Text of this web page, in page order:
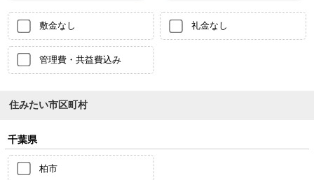
敷金なし 礼金なし
管理費・共益費込み
住みたい市区町村
千葉県
柏市